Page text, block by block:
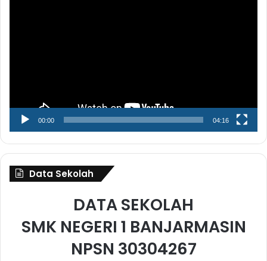
00:00 04:16
Data Sekolah
DATA SEKOLAH
SMK NEGERI 1 BANJARMASIN
NPSN 30304267